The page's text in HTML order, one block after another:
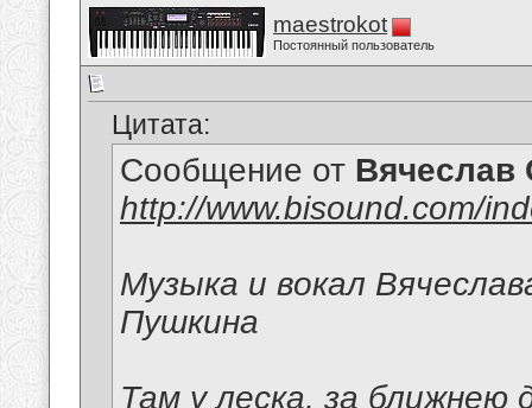
maestrokot
Постоянный пользователь
Цитата:
Сообщение от Вячеслав
http://www.bisound.com/
Музыка и вокал
Пушкина
Там у леска, за ближнею